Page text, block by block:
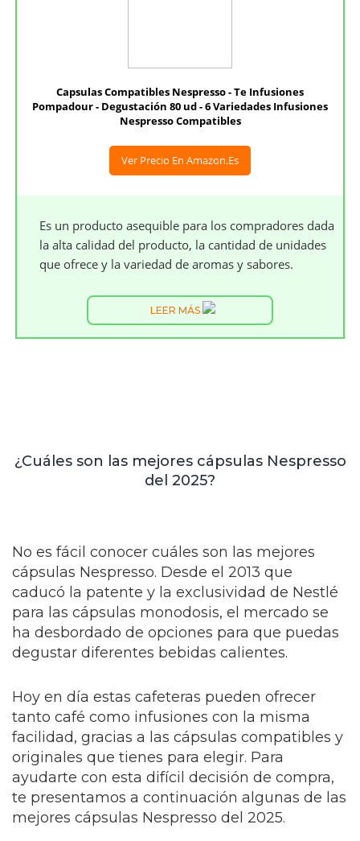
Capsulas Compatibles Nespresso - Te Infusiones
Pompadour - Degustación 80 ud - 6 Variedades Infusiones
Nespresso Compatibles
Ver Precio En Amazon.es
Es un producto asequible para los compradores dada
la alta calidad del producto, la cantidad de unidades
que ofrece y la variedad de aromas y sabores.
LEER MÁS
¿Cuáles son las mejores cápsulas Nespresso
del 2025?
No es fácil conocer cuáles son las mejores
cápsulas Nespresso. Desde el 2013 que
caducó la patente y la exclusividad de Nestlé
para las cápsulas monodosis, el mercado se
ha desbordado de opciones para que puedas
degustar diferentes bebidas calientes.
Hoy en día estas cafeteras pueden ofrecer
tanto café como infusiones con la misma
facilidad, gracias a las cápsulas compatibles y
originales que tienes para elegir. Para
ayudarte con esta difícil decisión de compra,
te presentamos a continuación algunas de las
mejores cápsulas Nespresso del 2025.